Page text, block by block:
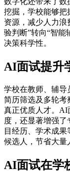
挖掘，学校能够把
资源，减少人力
验判断”转向“智能
决策科学性。
AI面试提升
学校在教师、辅导
简历筛选及多轮考
真正优质人才。AI
度，还显著增强
目经历、学术成
候选人，节省大量
AI面试在学